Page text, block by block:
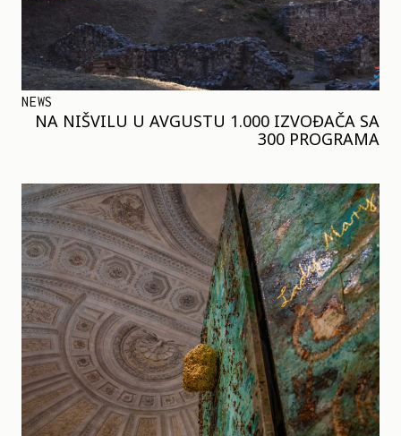
NEWS
NA NIŠVILU U AVGUSTU 1.000 IZVOĐAČA SA
300 PROGRAMA